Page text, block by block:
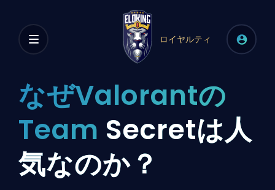
ロイヤルティ
なぜValorantの
Team Secretは人
気なのか？